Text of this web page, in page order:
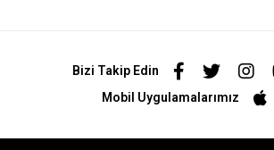
Bizi Takip Edin
Mobil Uygulamalarımız